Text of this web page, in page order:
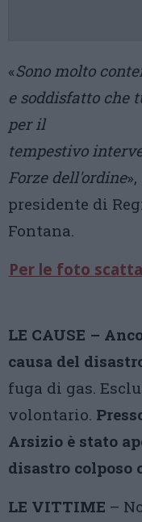
«Sono molto
e soddisfatto che
per il
tempestivo
Forze dell'ordine
presidente di
Fontana.
Per le foto
LE CAUSE –
causa del
fuga di gas.
volontario.
Arsizio è stato
disastro colposo
LE VITTIME –